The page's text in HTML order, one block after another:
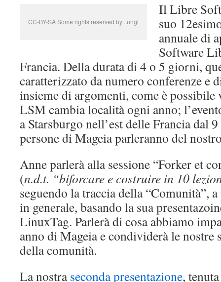
CC-BY-SA Some rights reserved by .tungl
Il Libre
suo
annuale di
Software
Francia. Della durata di 4 o 5 giorni,
caratterizzato da numero conferenze e
insieme di argomenti, come è possibile
LSM cambia località ogni anno;
a Starsburgo nell’est delle Francia dal
persone di Mageia parleranno del
Anne parlerà alla sessione “Forker et
(n.d.t. “biforcare e costruire in 10
seguendo la traccia della “Comunità”,
in generale, basando la sua
LinuxTag. Parlerà di cosa abbiamo
anno di Mageia e condividerà le nostre
della comunità.
La nostraseconda presentazione,